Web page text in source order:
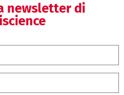
newsletter di